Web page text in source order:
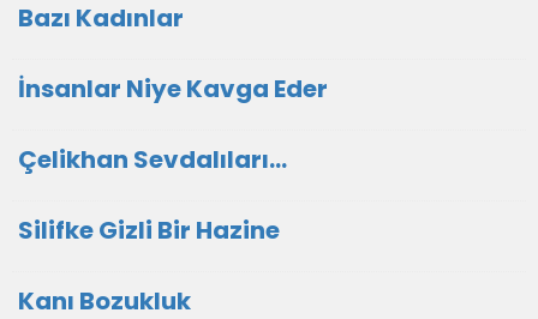
Bazı Kadınlar
İnsanlar Niye Kavga Eder
Çelikhan Sevdalıları...
Silifke Gizli Bir Hazine
Kanı Bozukluk